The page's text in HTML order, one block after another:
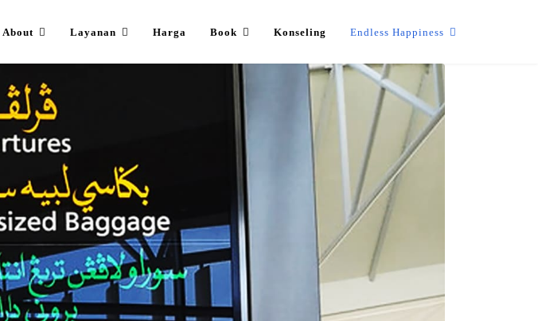
About Layanan Harga Book Konseling Endless Happiness